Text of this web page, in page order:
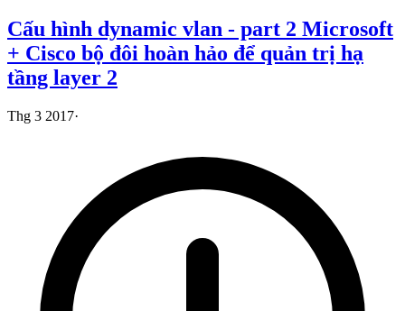
Cấu hình dynamic vlan - part 2 Microsoft
+ Cisco bộ đôi hoàn hảo để quản trị hạ
tầng layer 2
Thg 3 2017·